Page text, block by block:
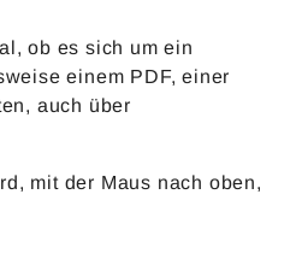
ob es sich um ein
einem PDF, einer
auch über
mit der Maus nach oben,